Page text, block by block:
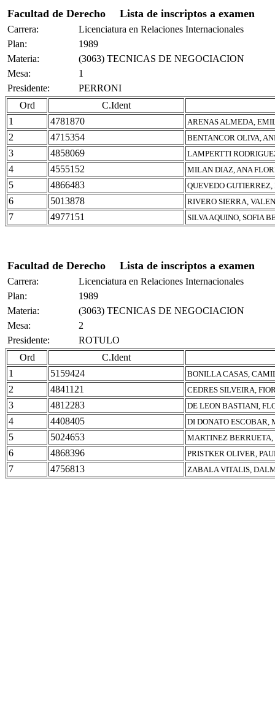
Facultad de Derecho Lista de inscriptos a examen
Carrera:
Licenciatura en Relaciones Internacionales
Plan:
1989
Materia:
(3063) TECNICAS DE NEGOCIACION
Mesa:
1
Presidente:
PERRONI
Ord
C.Ident
1
4781870 ARENAS ALMEDA,
2 4715354 BENTANCOR OLIVA,
3 4858069 LAMPERTTI
4 4555152 MILAN DIAZ, ANA
5 4866483 QUEVEDO
6 5013878 RIVERO SIERRA,
7 4977151 SILVA AQUINO, SOFIA
Facultad de Derecho Lista de inscriptos a examen
Carrera:
Licenciatura en Relaciones Internacionales
Plan:
1989
Materia:
(3063) TECNICAS DE NEGOCIACION
Mesa:
2
Presidente:
ROTULO
Ord
C.Ident
1
5159424 BONILLA CASAS,
2 4841121 CEDRES SILVEIRA,
3 4812283 DE LEON BASTIANI,
4 4408405 DI DONATO ESCOBAR,
5 5024653 MARTINEZ
6 4868396 PRISTKER OLIVER,
7 4756813 ZABALA VITALIS,